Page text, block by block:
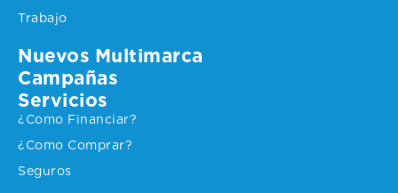
Trabajo
Nuevos Multimarca
Campañas
Servicios
¿Como Financiar?
¿Como Comprar?
Seguros